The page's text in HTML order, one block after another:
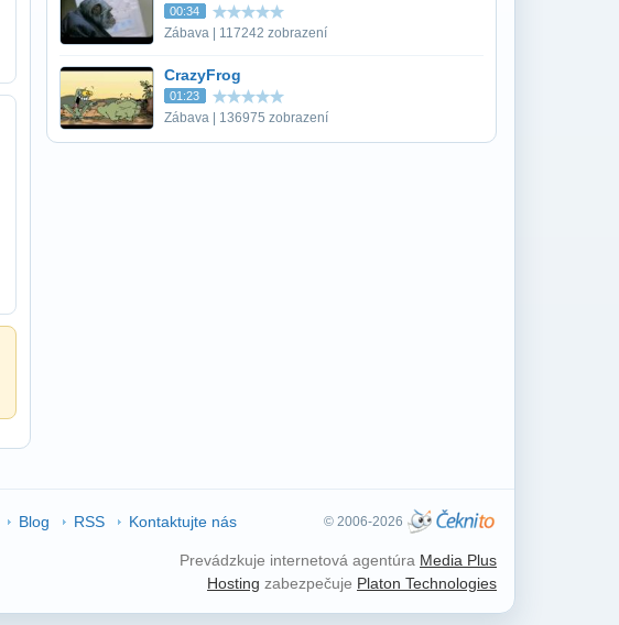
00:34
Zábava | 117242 zobrazení
CrazyFrog
01:23
Zábava | 136975 zobrazení
Blog RSS Kontaktujte nás © 2006-2026
Prevádzkuje internetová agentúra Media Plus
Hosting zabezpečuje Platon Technologies